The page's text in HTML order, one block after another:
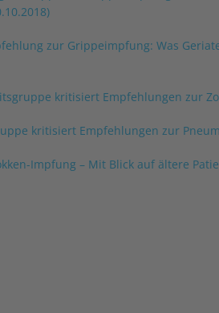
zur Grippeimpfung: Was
kritisiert Empfehlungen zur
kritisiert Empfehlungen zur
Impfung – Mit Blick auf ältere